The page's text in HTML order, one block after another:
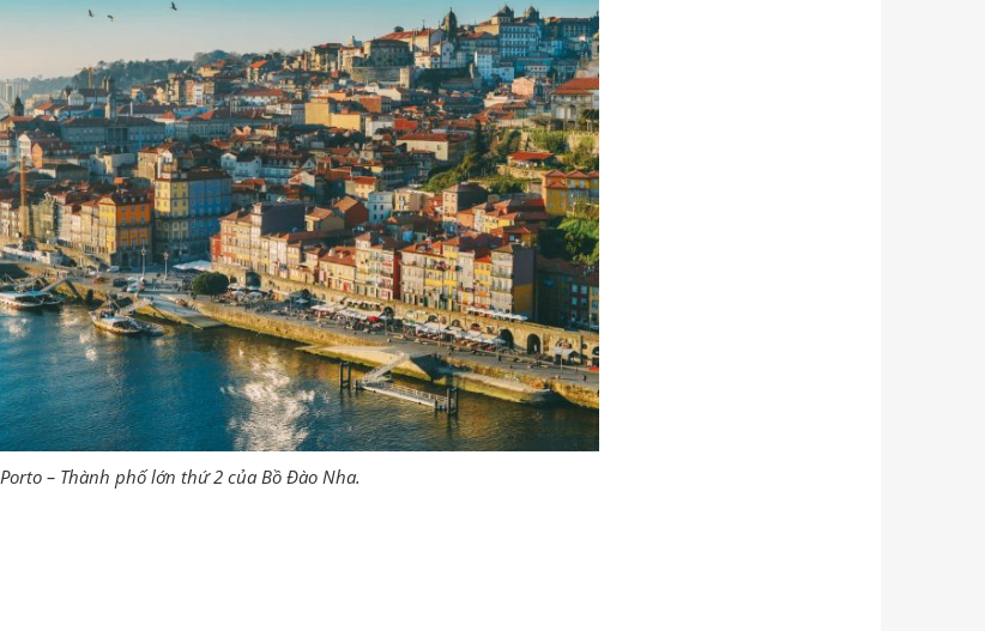
Porto – Thành phố lớn thứ 2 của Bồ Đào Nha.